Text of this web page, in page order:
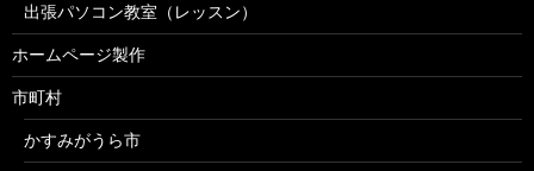
出張パソコン教室（レッスン）
ホームページ製作
市町村
かすみがうら市